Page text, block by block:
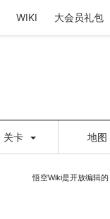
WIKI 大会员礼包
关卡 地图
悟空Wiki是开放编辑的